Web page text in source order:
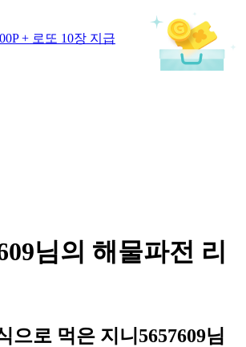
+ 로또 10장 지급
님의 해물파전 리
으로 먹은 지니5657609님